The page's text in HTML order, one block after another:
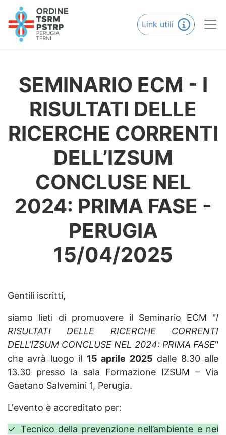
Link utili
SEMINARIO ECM - I
RISULTATI DELLE
RICERCHE CORRENTI
DELL’IZSUM
CONCLUSE NEL
2024: PRIMA FASE -
PERUGIA
15/04/2025
Gentili iscritti,
siamo lieti di promuovere il Seminario ECM "I
RISULTATI DELLE RICERCHE CORRENTI
DELL'IZSUM CONCLUSE NEL 2024: PRIMA FASE"
che avrà luogo il 15 aprile 2025 dalle 8.30 alle
13.30 presso la sala Formazione IZSUM – Via
Gaetano Salvemini 1, Perugia.
L'evento è accreditato per:
✓ Tecnico della prevenzione nell’ambiente e nei